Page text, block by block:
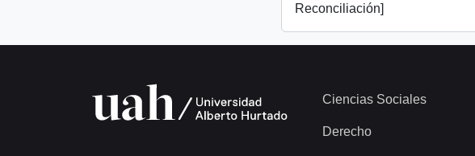
Reconciliación]
Ciencias Sociales
Derecho